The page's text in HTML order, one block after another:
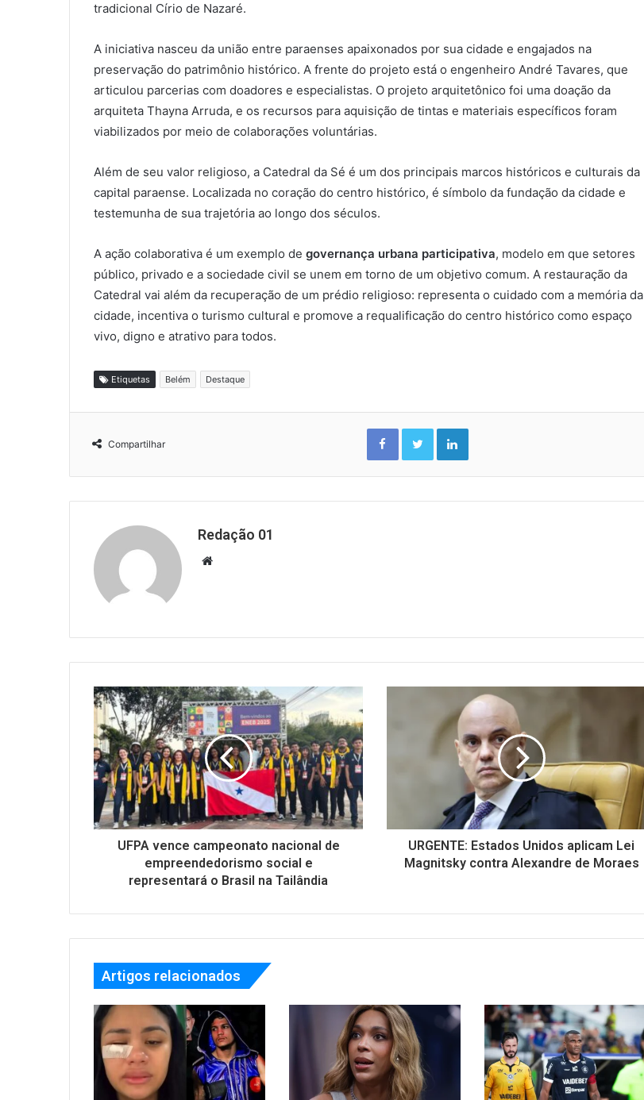
tradicional Círio de Nazaré.
A iniciativa nasceu da união entre paraenses apaixonados por sua cidade e engajados na
preservação do patrimônio histórico. A frente do projeto está o engenheiro André Tavares, que
articulou parcerias com doadores e especialistas. O projeto arquitetônico foi uma doação da
arquiteta Thayna Arruda, e os recursos para aquisição de tintas e materiais específicos foram
viabilizados por meio de colaborações voluntárias.
Além de seu valor religioso, a Catedral da Sé é um dos principais marcos históricos e culturais da
capital paraense. Localizada no coração do centro histórico, é símbolo da fundação da cidade e
testemunha de sua trajetória ao longo dos séculos.
A ação colaborativa é um exemplo de governança urbana participativa, modelo em que setores
público, privado e a sociedade civil se unem em torno de um objetivo comum. A restauração da
Catedral vai além da recuperação de um prédio religioso: representa o cuidado com a memória da
cidade, incentiva o turismo cultural e promove a requalificação do centro histórico como espaço
vivo, digno e atrativo para todos.
Etiquetas Belém Destaque
Compartilhar
FacebookTwitterLinkedin
Redação 01
Website
UFPA vence campeonato nacional de
empreendedorismo social e
representará o Brasil na Tailândia
URGENTE: Estados Unidos aplicam Lei
Magnitsky contra Alexandre de Moraes
Artigos relacionados